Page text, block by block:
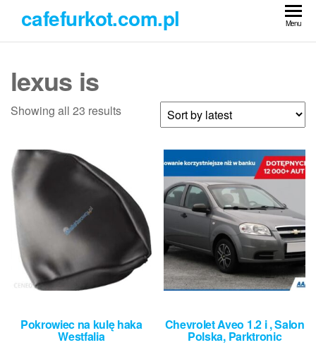
treści
cafefurkot.com.pl Menu
lexus is
Showing all 23 results
Pokrowiec na kulę haka
Westfalia
Chevrolet Aveo 1.2 i , Salon
Polska, Parktronic